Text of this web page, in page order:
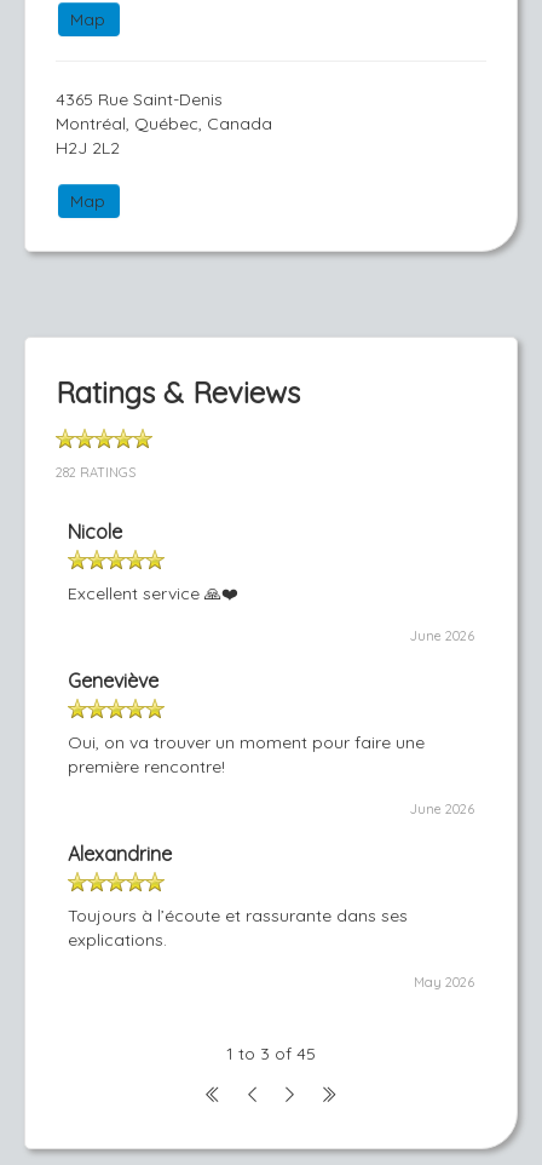
Map
4365 Rue Saint-Denis
Montréal, Québec, Canada
H2J 2L2
Map
Ratings & Reviews
282 RATINGS
Nicole
Excellent service 🙏❤️
June 2026
Geneviève
Oui, on va trouver un moment pour faire une
première rencontre!
June 2026
Alexandrine
Toujours à l’écoute et rassurante dans ses
explications.
May 2026
1 to 3 of 45